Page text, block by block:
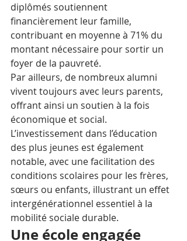
diplômés soutiennent
financièrement leur famille,
contribuant en moyenne à 71% du
montant nécessaire pour sortir un
foyer de la pauvreté.
Par ailleurs, de nombreux alumni
vivent toujours avec leurs parents,
offrant ainsi un soutien à la fois
économique et social.
L’investissement dans l’éducation
des plus jeunes est également
notable, avec une facilitation des
conditions scolaires pour les frères,
sœurs ou enfants, illustrant un effet
intergénérationnel essentiel à la
mobilité sociale durable.
Une école engagée